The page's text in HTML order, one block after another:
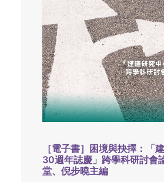
［電子書］困境與抉擇：「
30週年誌慶」跨學科研討會
堂、倪步曉主編